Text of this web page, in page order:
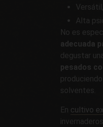
Alta
No es
adecuada
degustar
pesados
produciendo
solventes.
En cultivo